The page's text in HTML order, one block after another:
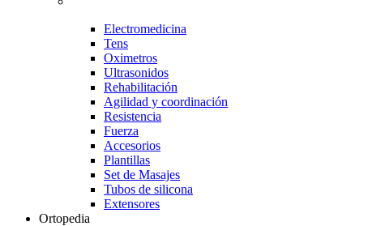
Electromedicina
Tens
Oximetros
Ultrasonidos
Rehabilitación
Agilidad y coordinación
Resistencia
Fuerza
Accesorios
Plantillas
Set de Masajes
Tubos de silicona
Extensores
Ortopedia